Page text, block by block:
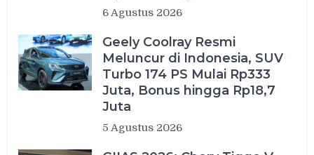
6 Agustus 2026
Geely Coolray Resmi
Meluncur di Indonesia, SUV
Turbo 174 PS Mulai Rp333
Juta, Bonus hingga Rp18,7
Juta
5 Agustus 2026